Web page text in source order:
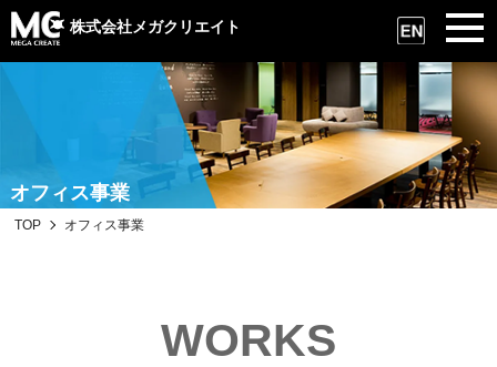
株式会社メガクリエイト
オフィス事業
TOP オフィス事業
WORKS